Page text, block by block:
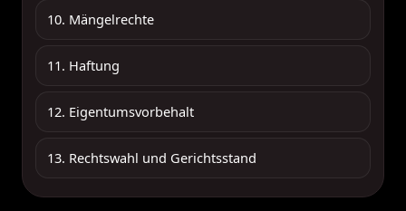
10. Mängelrechte
11. Haftung
12. Eigentumsvorbehalt
13. Rechtswahl und Gerichtsstand